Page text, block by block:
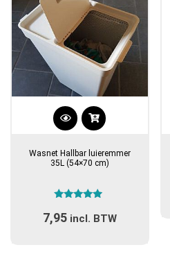
Wasnet Hallbar luieremmer
35L (54×70 cm)
4.71
uit 5
7,95 incl. BTW